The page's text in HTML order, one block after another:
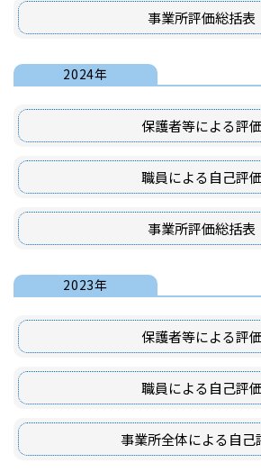
事業所評価総括表
2024年
保護者等による評
職員による自己評
事業所評価総括表
2023年
保護者等による評
職員による自己評
事業所全体による自己